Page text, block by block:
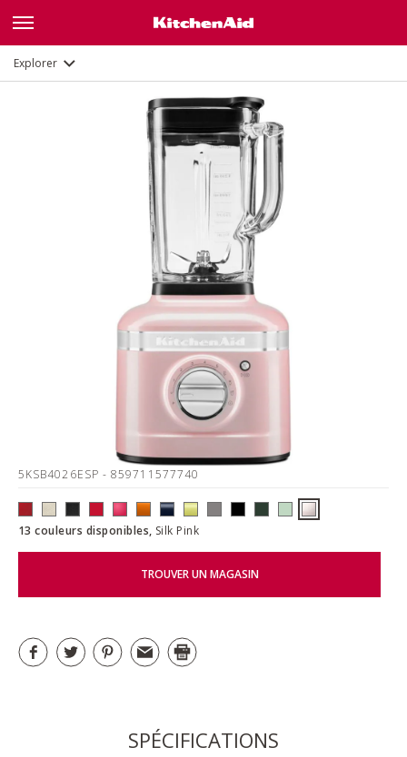
Explorer
5KSB4026ESP - 859711577740
13 couleurs disponibles, Silk Pink
TROUVER UN MAGASIN
SPÉCIFICATIONS